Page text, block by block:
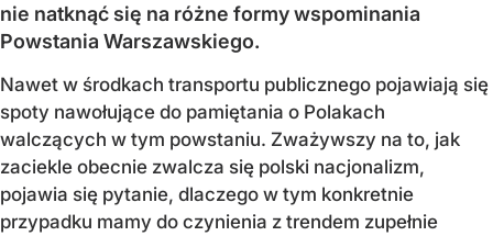
nie natknąć się na różne formy wspominania
Powstania Warszawskiego.
Nawet w środkach transportu publicznego pojawiają się
spoty nawołujące do pamiętania o Polakach
walczących w tym powstaniu. Zważywszy na to, jak
zaciekle obecnie zwalcza się polski nacjonalizm,
pojawia się pytanie, dlaczego w tym konkretnie
przypadku mamy do czynienia z trendem zupełnie